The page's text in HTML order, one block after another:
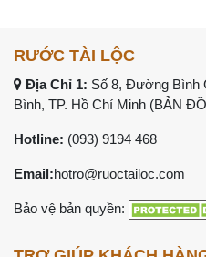
RƯỚC TÀI LỘC
Địa Chỉ 1: Số 8, Đường Bình
Bình, TP. Hồ Chí Minh (BẢN
Hotline: (093) 9194 468
Email:hotro@ruoctailoc.com
Bảo vệ bản quyền: